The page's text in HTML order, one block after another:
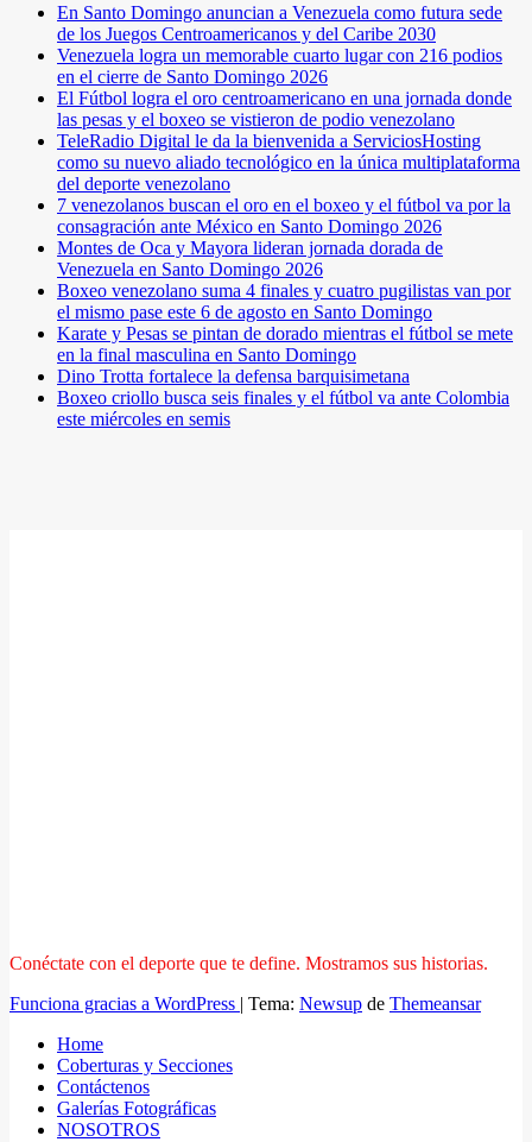
En Santo Domingo anuncian a Venezuela como futura sede
de los Juegos Centroamericanos y del Caribe 2030
Venezuela logra un memorable cuarto lugar con 216 podios
en el cierre de Santo Domingo 2026
El Fútbol logra el oro centroamericano en una jornada donde
las pesas y el boxeo se vistieron de podio venezolano
TeleRadio Digital le da la bienvenida a ServiciosHosting
como su nuevo aliado tecnológico en la única multiplataforma
del deporte venezolano
7 venezolanos buscan el oro en el boxeo y el fútbol va por la
consagración ante México en Santo Domingo 2026
Montes de Oca y Mayora lideran jornada dorada de
Venezuela en Santo Domingo 2026
Boxeo venezolano suma 4 finales y cuatro pugilistas van por
el mismo pase este 6 de agosto en Santo Domingo
Karate y Pesas se pintan de dorado mientras el fútbol se mete
en la final masculina en Santo Domingo
Dino Trotta fortalece la defensa barquisimetana
Boxeo criollo busca seis finales y el fútbol va ante Colombia
este miércoles en semis
Conéctate con el deporte que te define. Mostramos sus historias.
Funciona gracias a WordPress | Tema: Newsup de Themeansar
Home
Coberturas y Secciones
Contáctenos
Galerías Fotográficas
NOSOTROS